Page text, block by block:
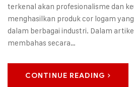
terkenal akan profesionalisme dan
menghasilkan produk cor logam
dalam berbagai industri. Dalam
membahas secara…
CONTINUE READING